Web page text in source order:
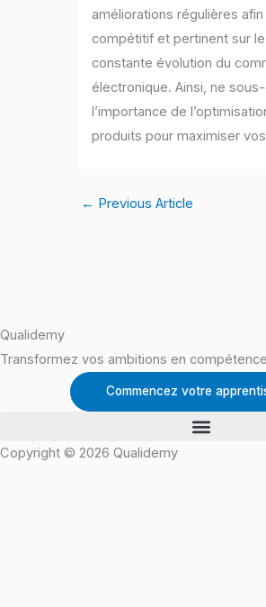
améliorations régulières
compétitif et pertinent sur
constante évolution du
électronique. Ainsi, ne
l’importance de
produits pour maximiser
← Previous Article
Qualidemy
Transformez vos ambitions en
Commencez votre
Copyright © 2026 Qualidemy